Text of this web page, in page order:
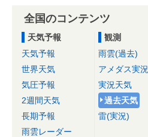
全国のコンテンツ
天気予報
天気予報
世界天気
気圧予報
2週間天気
長期予報
雨雲レーダー
観測
雨雲(過去)
アメダス実況
実況天気
過去天気
雷(実況)